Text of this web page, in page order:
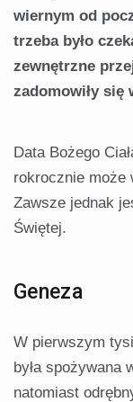
wiernym od
trzeba było
zewnętrzne
zadomowiły się
Data Bożego
rokrocznie może
Zawsze jednak
Świętej.
Geneza
W pierwszym
była spożywana
natomiast